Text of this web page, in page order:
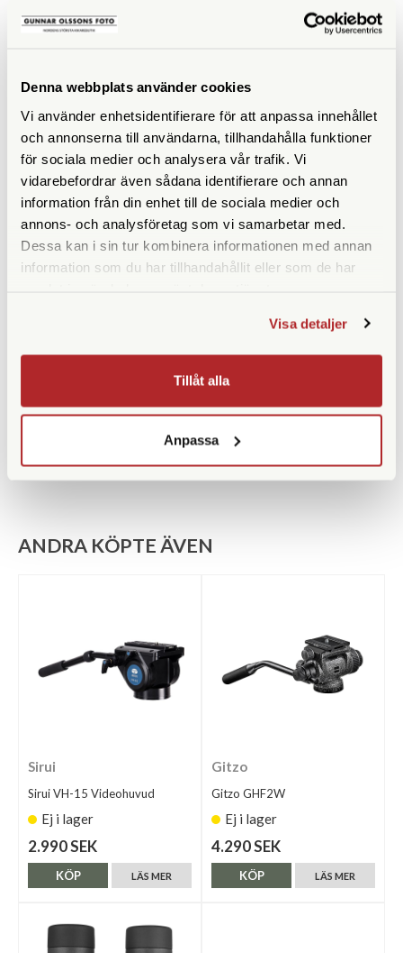
Denna webbplats använder cookies
Vi använder enhetsidentifierare för att anpassa innehållet
och annonserna till användarna, tillhandahålla funktioner
för sociala medier och analysera vår trafik. Vi
vidarebefordrar även sådana identifierare och annan
information från din enhet till de sociala medier och
annons- och analysföretag som vi samarbetar med.
Dessa kan i sin tur kombinera informationen med annan
information som du har tillhandahållit eller som de har
Visa detaljer
Tillåt alla
Anpassa
(cm)
Höjd ihopfällt (cm) 81
Maxbelastning (kg)
5 (2,4 för fullt fungerande
fjädring)
Material Kolfiber
Snäpplås
Medföljande snabbplatta 501PL
ANDRA KÖPTE ÄVEN
Sirui
Sirui VH-15 Videohuvud
Ej i lager
2.990 SEK
LÄS MER
KÖP
Gitzo
Gitzo GHF2W
Ej i lager
4.290 SEK
LÄS MER
KÖP